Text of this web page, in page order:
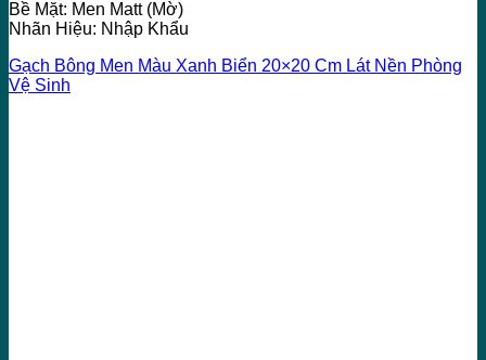
Bề Mặt: Men Matt (Mờ)
Nhãn Hiệu: Nhập Khẩu
Gạch Bông Men Màu Xanh Biển 20×20 Cm Lát Nền Phòng
Vệ Sinh